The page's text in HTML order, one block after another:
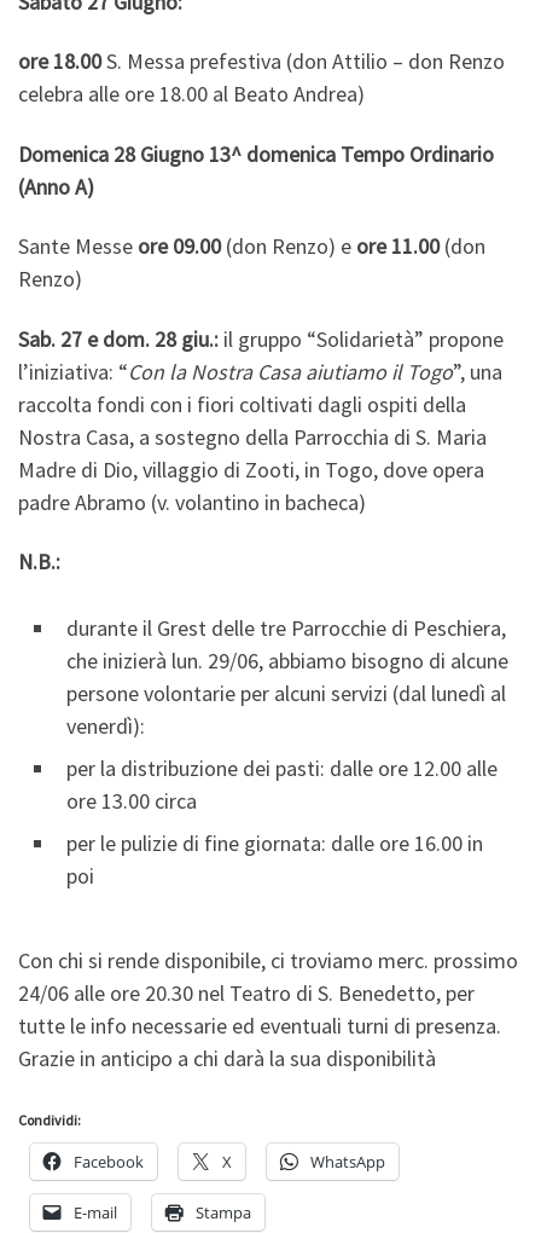
ore 18.00S. Messa prefestiva (don Attilio – don Renzo
celebra alle ore 18.00 al Beato Andrea)
Domenica 28 Giugno 13^ domenica Tempo Ordinario
(Anno A)
Sante Messe ore 09.00(don Renzo) e ore 11.00(don
Renzo)
Sab. 27 e dom. 28 giu.: il gruppo “Solidarietà” propone
l’iniziativa: “Con la Nostra Casa aiutiamo il Togo”, una
raccolta fondi con i fiori coltivati dagli ospiti della
Nostra Casa, a sostegno della Parrocchia di S. Maria
Madre di Dio, villaggio di Zooti, in Togo, dove opera
padre Abramo (v. volantino in bacheca)
N.B.:
durante il Grest delle tre Parrocchie di Peschiera,
che inizierà lun. 29/06, abbiamo bisogno di alcune
persone volontarie per alcuni servizi (dal lunedì al
venerdì):
per la distribuzione dei pasti: dalle ore 12.00 alle
ore 13.00 circa
per le pulizie di fine giornata: dalle ore 16.00 in
poi
Con chi si rende disponibile, ci troviamo merc. prossimo
24/06 alle ore 20.30 nel Teatro di S. Benedetto, per
tutte le info necessarie ed eventuali turni di presenza.
Grazie in anticipo a chi darà la sua disponibilità
Condividi:
Facebook X WhatsApp
E-mail Stampa